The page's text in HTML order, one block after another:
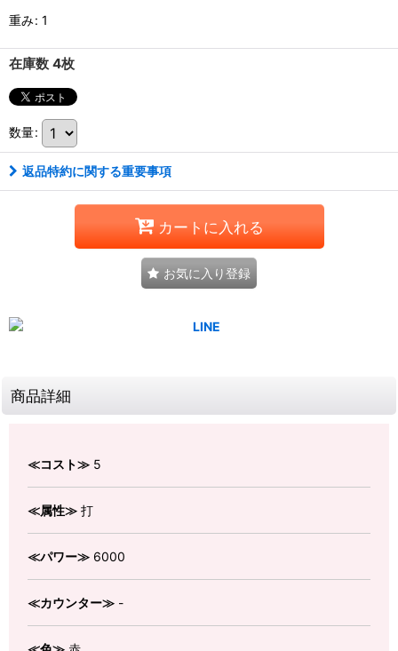
重み: 1
在庫数 4枚
数量:
返品特約に関する重要事項
カートに入れる
お気に入り登録
商品詳細
≪コスト≫ 5
≪属性≫ 打
≪パワー≫ 6000
≪カウンター≫ -